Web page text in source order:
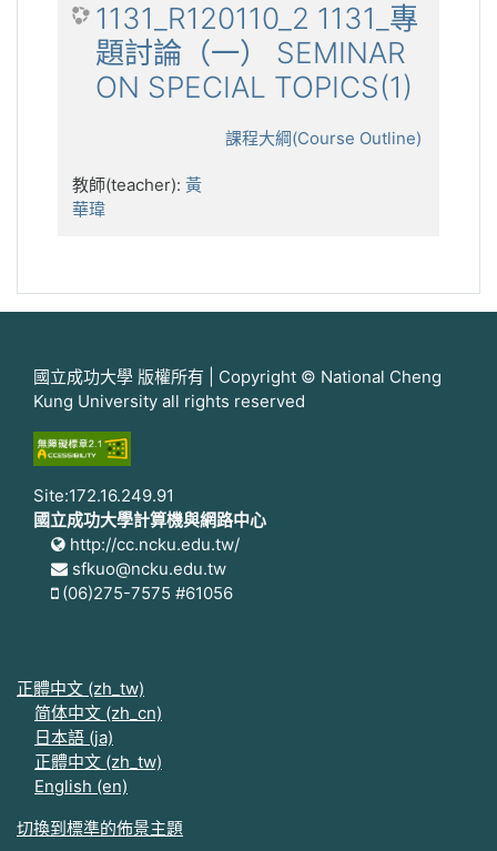
1131_R120110_2 1131_專
題討論（一） SEMINAR
ON SPECIAL TOPICS(1)
課程大綱(Course Outline)
教師(teacher): 黃
華瑋
國立成功大學 版權所有 | Copyright © National Cheng
Kung University all rights reserved
Site:172.16.249.91
國立成功大學計算機與網路中心
http://cc.ncku.edu.tw/
sfkuo@ncku.edu.tw
(06)275-7575 #61056
正體中文 ‎(zh_tw)‎
简体中文 ‎(zh_cn)‎
日本語 ‎(ja)‎
正體中文 ‎(zh_tw)‎
English ‎(en)‎
切換到標準的佈景主題